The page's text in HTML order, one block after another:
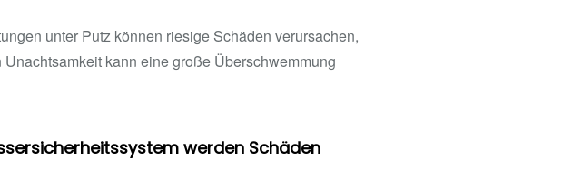
unter Putz können riesige Schäden verursachen,
kann eine große Überschwemmung
werden Schäden